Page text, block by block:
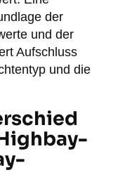
der
und der
Aufschluss
und die